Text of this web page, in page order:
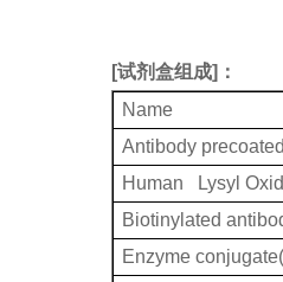
[试剂盒组成]：
Name
Antibody
Human Lysyl
Biotinylated
Enzyme